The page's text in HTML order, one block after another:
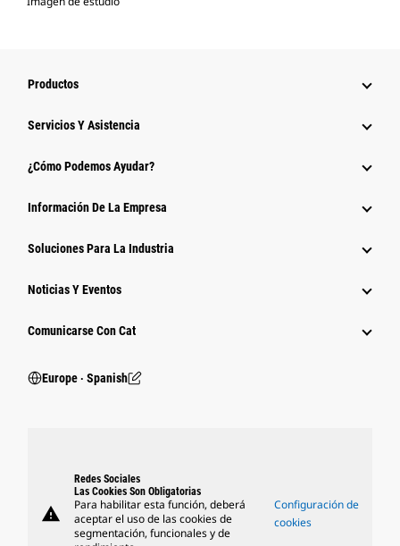
Productos
Servicios Y Asistencia
¿Cómo Podemos Ayudar?
Información De La Empresa
Soluciones Para La Industria
Noticias Y Eventos
Comunicarse Con Cat
Europe ‧ Spanish
warning
Redes Sociales
Las Cookies Son Obligatorias
Para habilitar esta función, deberá
aceptar el uso de las cookies de
segmentación, funcionales y de
Configuración de
cookies